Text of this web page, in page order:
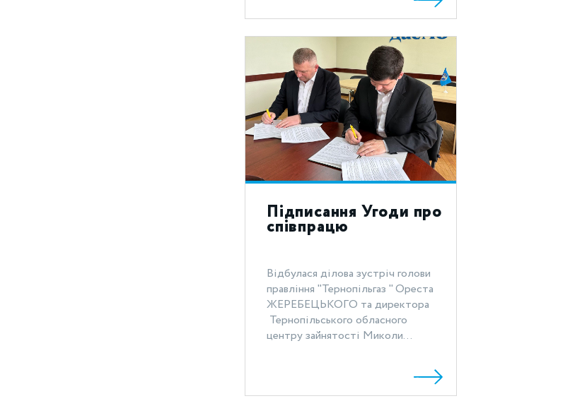
Підписання Угоди про
співпрацю
Відбулася ділова зустріч голови
правління "Тернопільгаз " Ореста
ЖЕРЕБЕЦЬКОГО та директора
Тернопільського обласного
центру зайнятості Миколи...